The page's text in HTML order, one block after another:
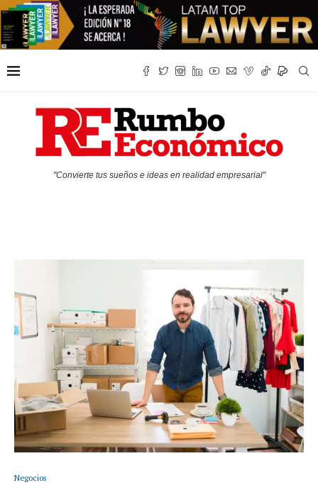
"Convierte tus sueños e ideas en realidad empresarial"
Negocios